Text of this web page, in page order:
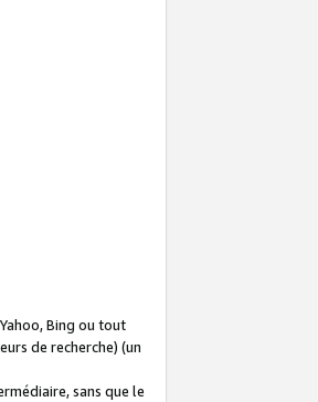
Bing ou tout
de recherche) (un
sans que le